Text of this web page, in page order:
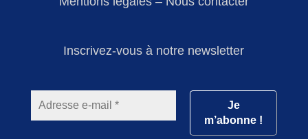
Inscrivez-vous à notre newsletter